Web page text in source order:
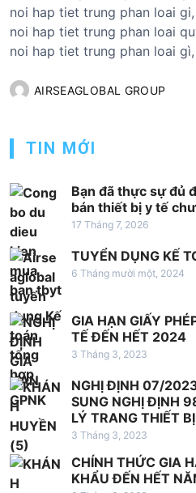
noi hap tiet trung phan loai gi,
noi hap tiet trung phan loai
noi hap tiet trung phan loai gì,
AIRSEAGLOBAL GROUP
TIN MỚI
Bạn đã thực sự đủ
bán thiết bị y tế
17 Tháng 7, 2026
TUYỂN DỤNG KẾ
6 Tháng mười một, 2024
GIA HẠN GIẤY
TẾ ĐẾN HẾT 2024
3 Tháng 3, 2023
NGHỊ ĐỊNH 07/
SUNG NGHỊ ĐỊNH
LÝ TRANG THIẾT
3 Tháng 3, 2023
CHÍNH THỨC GIA
KHẨU ĐẾN HẾT